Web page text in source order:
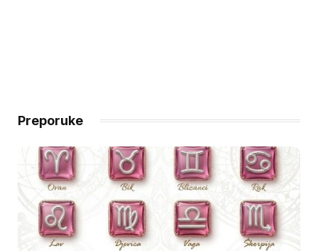
Preporuke